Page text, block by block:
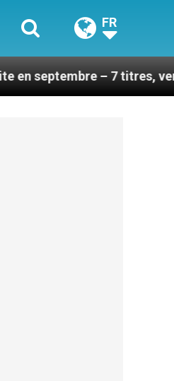
FR
7 titres, vendredi 7 août